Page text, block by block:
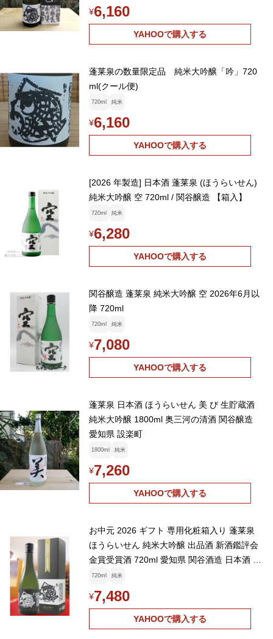
¥6,160
YAHOOで購入する
蓬莱泉の数量限定品 純米大吟醸「吟」720
ml(クール便)
720ml 純米
¥6,160
YAHOOで購入する
[2026 年製造] 日本酒 蓬莱泉 (ほうらいせん)
純米大吟醸 空 720ml / 関谷醸造 【箱入】
720ml 純米
¥6,280
YAHOOで購入する
関谷醸造 蓬莱泉 純米大吟醸 空 2026年6月以
降 720ml
720ml 純米
¥7,080
YAHOOで購入する
蓬莱泉 日本酒 ほうらいせん 美 び 生貯蔵酒
純米大吟醸 1800ml 奥三河の清酒 関谷醸造
愛知県 設楽町
1800ml 純米
¥7,260
YAHOOで購入する
お中元 2026 ギフト 専用化粧箱入り 蓬莱泉
ほうらいせん 純米大吟醸 出品酒 新酒鑑評会
金賞受賞酒 720ml 愛知県 関谷酒造 日本酒 要
冷蔵
720ml 純米
¥7,480
YAHOOで購入する